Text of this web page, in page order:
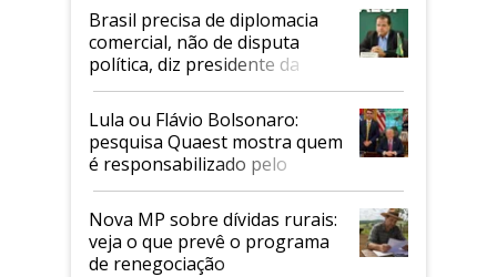
Brasil precisa de diplomacia
comercial, não de disputa
política, diz presidente da
Faesp
Lula ou Flávio Bolsonaro:
pesquisa Quaest mostra quem
é responsabilizado pelo
tarifaço dos EUA
Nova MP sobre dívidas rurais:
veja o que prevê o programa
de renegociação